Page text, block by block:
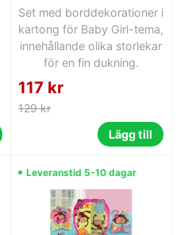
Set med borddekorationer i
kartong för Baby Girl-tema,
innehållande olika storlekar
för en fin dukning.
117 kr
129 kr
Lägg till
Leveranstid 5-10 dagar